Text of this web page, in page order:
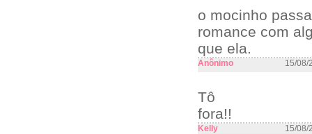
o mocinho
romance com
que ela.
Anônimo 15/08/
Tô
fora!!
Kelly 15/08/